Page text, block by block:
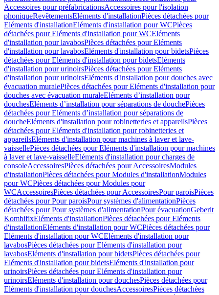
Accessoires pour préfabricationsAccessoires pour l'isolation
phoniqueRevêtementsEléments d'installationPièces détachées pour
Eléments d'installationEléments d'installation pour WCPièces
détachées pour Eléments d'installation pour WCEléments
d'installation pour lavabosPièces détachées pour Eléments
d'installation pour lavabosEléments d'installation pour bidetsPièces
détachées pour Eléments d'installation pour bidetsEléments
d'installation pour urinoirsPièces détachées pour Eléments
d'installation pour urinoirsEléments d'installation pour douches avec
évacuation muralePièces détachées pour Eléments d'installation pour
douches avec évacuation muraleEléments d’installation pour
douchesEléments d’installation pour séparations de douchePièces
détachées pour Eléments d’installation pour séparations de
doucheEléments d'installation pour robinetteries et appareilsPièces
détachées pour Eléments d'installation pour robinetteries et
appareilsEléments d'installation pour machines à laver et lave-
vaissellePièces détachées pour Eléments d'installation pour machines
à laver et lave-vaisselleEléments d'installation pour charges de
consoleAccessoiresPièces détachées pour AccessoiresModules
d'installationPièces détachées pour Modules d'installationModules
pour WCPièces détachées pour Modules pour
WCAccessoiresPièces détachées pour AccessoiresPour paroisPièces
détachées pour Pour paroisPour systèmes d'alimentationPièces
détachées pour Pour systèmes d'alimentationPour évacuationGeberit
KombifixEléments d'installationPièces détachées pour Eléments
d'installationEléments d'installation pour WCPièces détachées pour
Eléments d'installation pour WCEléments d'installation pour
lavabosPièces détachées pour Eléments d'installation pour
lavabosEléments d'installation pour bidetsPièces détachées pour
Eléments d'installation pour bidetsEléments d'installation pour
urinoirsPièces détachées pour Eléments d'installation pour
urinoirsEléments d'installation pour douchesPièces détachées pour
Eléments d'installation pour douchesAccessoiresPièces détachées